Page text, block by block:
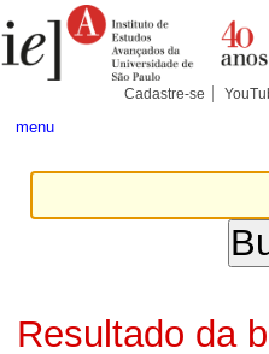
para
conteúdo.
Pessoais
Cadastre-se
menu
Resultado da